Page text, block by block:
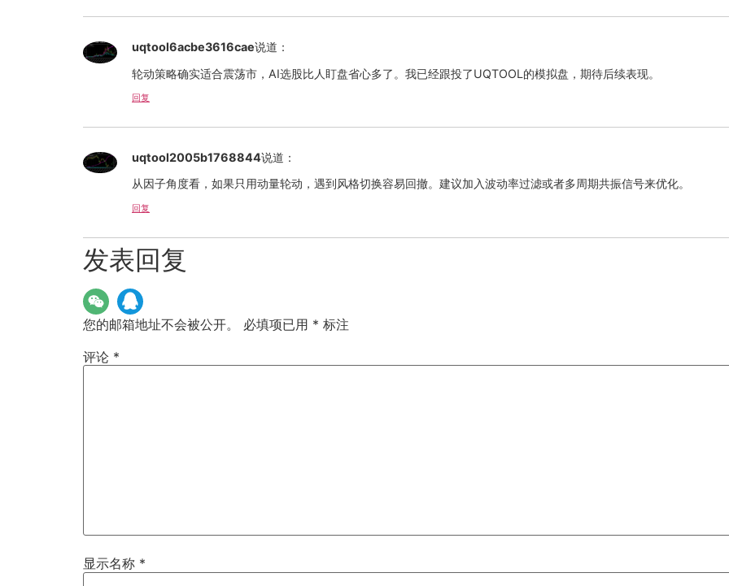
uqtool6acbe3616cae说道：
轮动策略确实适合震荡市，AI选股比人盯盘省心多了。我已经跟投了UQTOOL的模拟盘，期待后续表现。
回复
uqtool2005b1768844说道：
从因子角度看，如果只用动量轮动，遇到风格切换容易回撤。建议加入波动率过滤或者多周期共振信号来优化。
回复
发表回复
您的邮箱地址不会被公开。 必填项已用 * 标注
评论 *
显示名称 *